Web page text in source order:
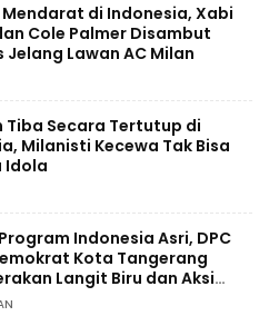
Mendarat di Indonesia, Xabi
Cole Palmer Disambut
Jelang Lawan AC Milan
Tiba Secara Tertutup di
Milanisti Kecewa Tak Bisa
Idola
Indonesia Asri, DPC
Kota Tangerang
Langit Biru dan Aksi